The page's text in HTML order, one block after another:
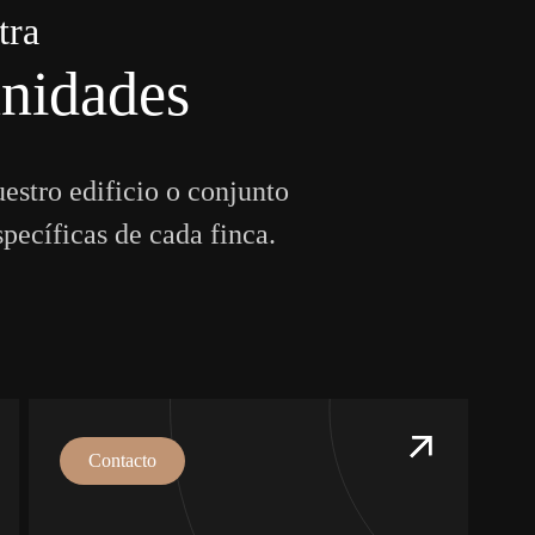
tra
nidades
estro edificio o conjunto
pecíficas de cada finca.
Contacto